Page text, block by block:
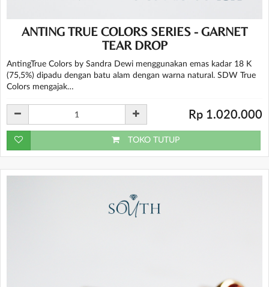
ANTING TRUE COLORS SERIES - GARNET
TEAR DROP
AntingTrue Colors by Sandra Dewi menggunakan emas kadar 18 K
(75,5%) dipadu dengan batu alam dengan warna natural. SDW True
Colors mengajak…
Rp 1.020.000
TOKO TUTUP